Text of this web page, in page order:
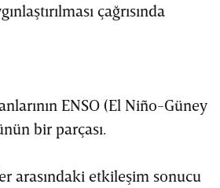
çağrısında
ENSO (El Niño-Güney
bir parçası.
arasındaki etkileşim sonucu